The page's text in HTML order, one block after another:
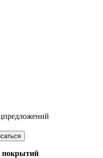
покрытий